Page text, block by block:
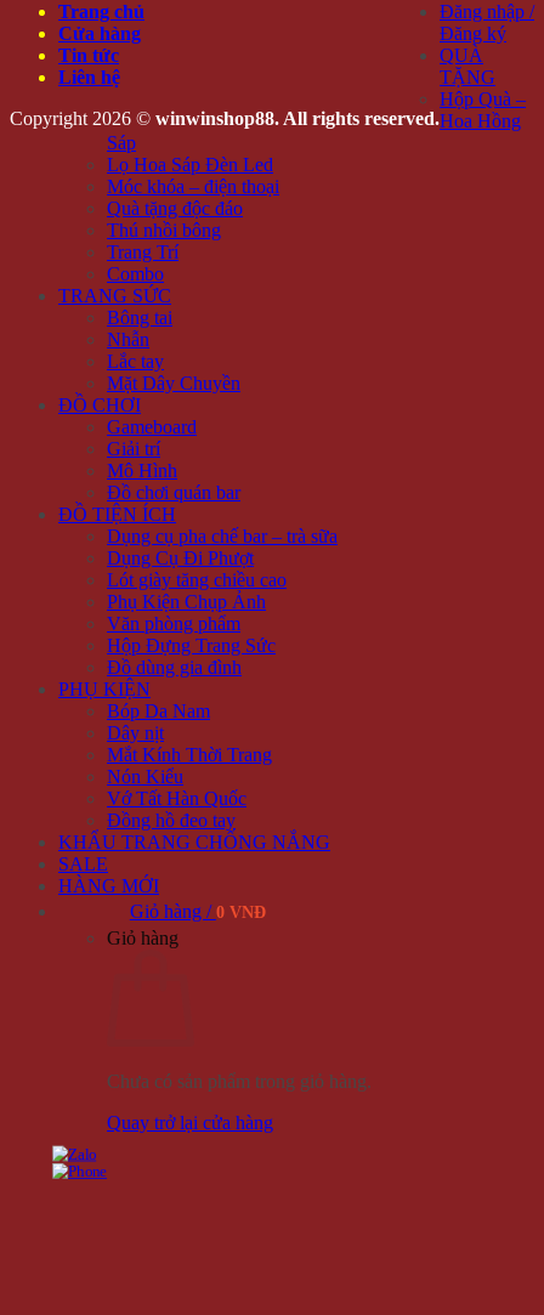
Trang chủ
Cửa hàng
Tin tức
Liên hệ
Copyright 2026 © winwinshop88. All rights reserved.
Đăng nhập /
Đăng ký
QUÀ
TẶNG
Hộp Quà –
Hoa Hồng
Sáp
Lọ Hoa Sáp Đèn Led
Móc khóa – điện thoại
Quà tặng độc đáo
Thú nhồi bông
Trang Trí
Combo
TRANG SỨC
Bông tai
Nhẫn
Lắc tay
Mặt Dây Chuyền
ĐỒ CHƠI
Gameboard
Giải trí
Mô Hình
Đồ chơi quán bar
ĐỒ TIỆN ÍCH
Dụng cụ pha chế bar – trà sữa
Dụng Cụ Đi Phượt
Lót giày tăng chiều cao
Phụ Kiện Chụp Ảnh
Văn phòng phẩm
Hộp Đựng Trang Sức
Đồ dùng gia đình
PHỤ KIỆN
Bóp Da Nam
Dây nịt
Mắt Kính Thời Trang
Nón Kiểu
Vớ Tất Hàn Quốc
Đồng hồ đeo tay
KHẨU TRANG CHỐNG NẮNG
SALE
HÀNG MỚI
Giỏ hàng / 0 VNĐ
Giỏ hàng
Chưa có sản phẩm trong giỏ hàng.
Quay trở lại cửa hàng